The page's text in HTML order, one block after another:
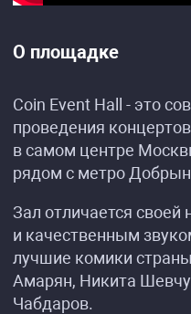
О площадке
Coin Event Hall - это
проведения
в самом центре
рядом с метро
Зал отличается
и качественным
лучшие комики
Амарян, Никита
Чабдаров.